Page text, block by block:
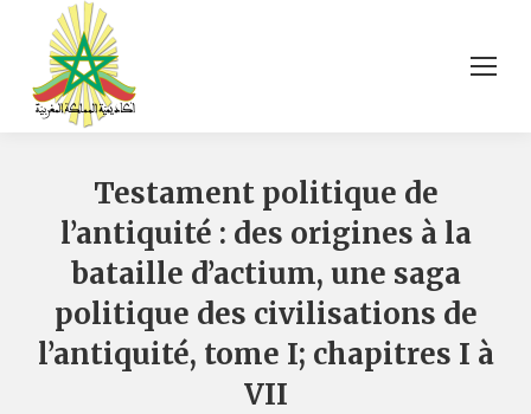
Testament politique de
l’antiquité : des origines à la
bataille d’actium, une saga
politique des civilisations de
l’antiquité, tome I; chapitres I à
VII